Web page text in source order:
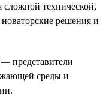
сложной технической,
решения и
— представители
среды и